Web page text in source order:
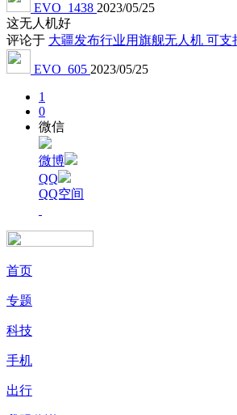
EVO_1438 2023/05/25
这无人机好
评论于 大疆发布行业用旗舰无人机 可支
EVO_605 2023/05/25
1
0
微信
微博
QQ
QQ空间
首页
专题
科技
手机
出行